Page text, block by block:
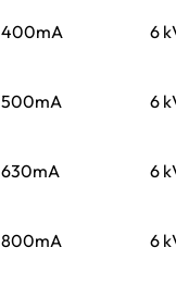
400mA 6
500mA 6
630mA 6
800mA 6